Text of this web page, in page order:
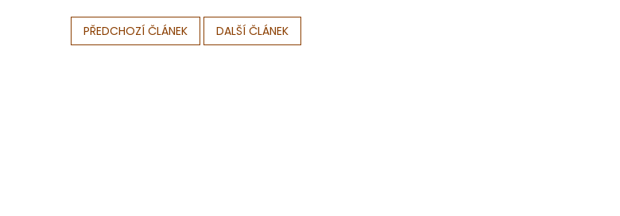
PŘEDCHOZÍ ČLÁNEK DALŠÍ ČLÁNEK